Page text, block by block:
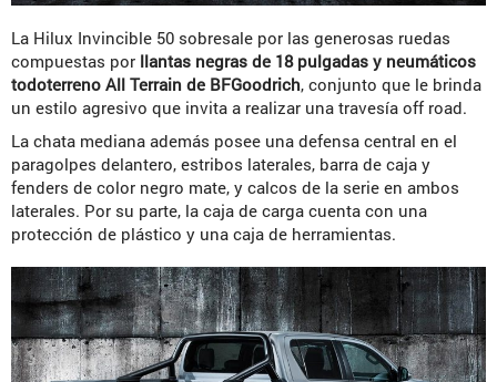
La Hilux Invincible 50 sobresale por las generosas ruedas
compuestas por llantas negras de 18 pulgadas y neumáticos
todoterreno All Terrain de BFGoodrich, conjunto que le brinda
un estilo agresivo que invita a realizar una travesía off road.
La chata mediana además posee una defensa central en el
paragolpes delantero, estribos laterales, barra de caja y
fenders de color negro mate, y calcos de la serie en ambos
laterales. Por su parte, la caja de carga cuenta con una
protección de plástico y una caja de herramientas.